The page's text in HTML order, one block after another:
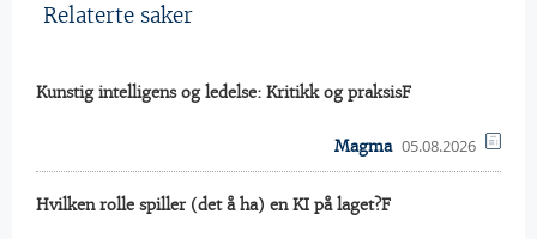
Relaterte saker
Kunstig intelligens og ledelse: Kritikk og praksisF
Magma 05.08.2026
Hvilken rolle spiller (det å ha) en KI på laget?F